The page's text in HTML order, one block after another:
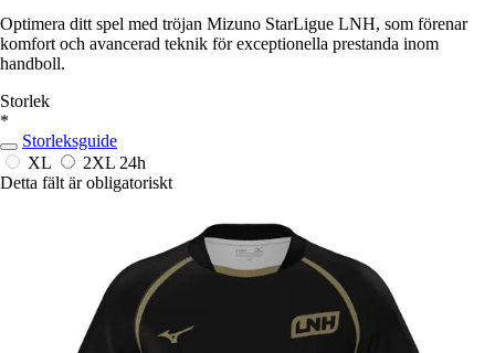
Optimera ditt spel med tröjan Mizuno StarLigue LNH, som förenar
komfort och avancerad teknik för exceptionella prestanda inom
handboll.
Storlek
*
Storleksguide
XL
2XL 24h
Detta fält är obligatoriskt